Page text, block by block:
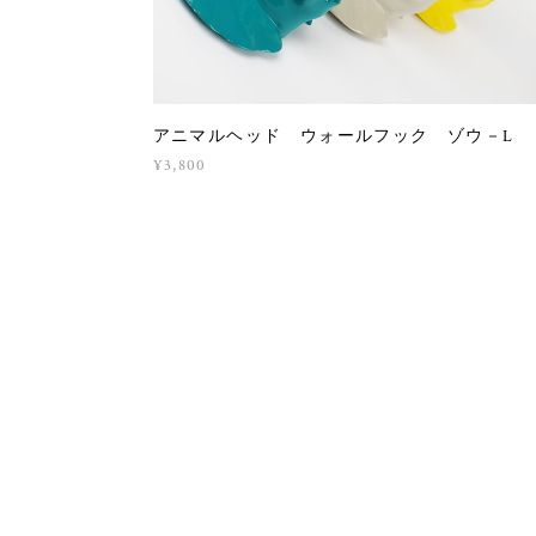
アニマルヘッド ウォールフック ゾウ－L
¥3,800